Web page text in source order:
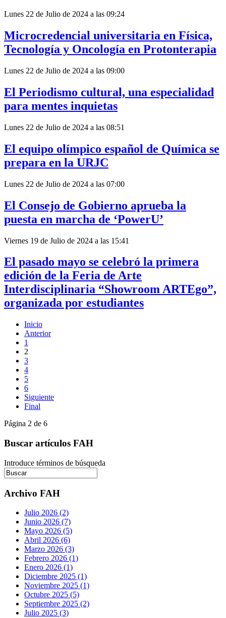
Lunes 22 de Julio de 2024 a las 09:24
Microcredencial universitaria en Física,
Tecnología y Oncología en Protonterapia
Lunes 22 de Julio de 2024 a las 09:00
El Periodismo cultural, una especialidad
para mentes inquietas
Lunes 22 de Julio de 2024 a las 08:51
El equipo olímpico español de Química se
prepara en la URJC
Lunes 22 de Julio de 2024 a las 07:00
El Consejo de Gobierno aprueba la
puesta en marcha de ‘PowerU’
Viernes 19 de Julio de 2024 a las 15:41
El pasado mayo se celebró la primera
edición de la Feria de Arte
Interdisciplinaria “Showroom ARTEgo”,
organizada por estudiantes
Inicio
Anterior
1
2
3
4
5
6
Siguiente
Final
Página 2 de 6
Buscar artículos FAH
Introduce términos de búsqueda
Archivo FAH
Julio 2026 (2)
Junio 2026 (7)
Mayo 2026 (5)
Abril 2026 (6)
Marzo 2026 (3)
Febrero 2026 (1)
Enero 2026 (1)
Diciembre 2025 (1)
Noviembre 2025 (1)
Octubre 2025 (5)
Septiembre 2025 (2)
Julio 2025 (3)